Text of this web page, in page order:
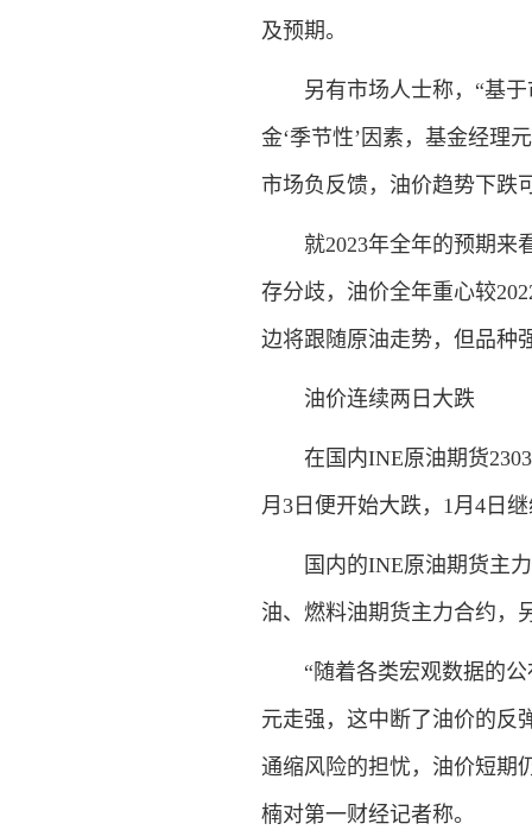
及预期。
另有市场人士称，“基于
金‘季节性’因素，基金经理
市场负反馈，油价趋势下跌
就2023年全年的预期来看
存分歧，油价全年重心较
边将跟随原油走势，但品种
油价连续两日大跌
在国内INE原油期货2303
月3日便开始大跌，1月4日
国内的INE原油期货主力
油、燃料油期货主力合约，
“随着各类宏观数据的公
元走强，这中断了油价的反
通缩风险的担忧，油价短期
楠对第一财经记者称。